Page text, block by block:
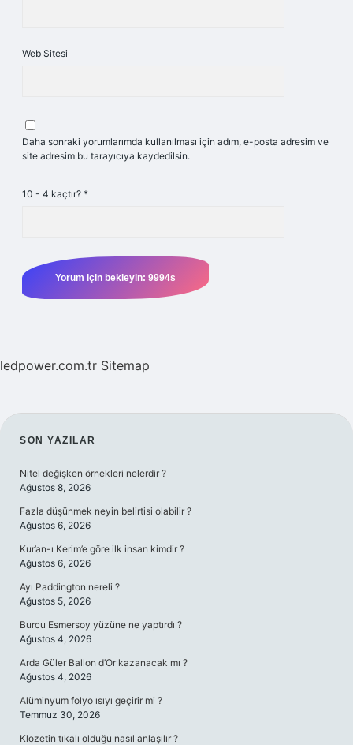
Web Sitesi
Daha sonraki yorumlarımda kullanılması için adım, e-posta adresim ve
site adresim bu tarayıcıya kaydedilsin.
10 - 4 kaçtır? *
ledpower.com.tr Sitemap
SIDEBAR
SON YAZILAR
Nitel değişken örnekleri nelerdir ?
Ağustos 8, 2026
Fazla düşünmek neyin belirtisi olabilir ?
Ağustos 6, 2026
Kur’an-ı Kerim’e göre ilk insan kimdir ?
Ağustos 6, 2026
Ayı Paddington nereli ?
Ağustos 5, 2026
Burcu Esmersoy yüzüne ne yaptırdı ?
Ağustos 4, 2026
Arda Güler Ballon d’Or kazanacak mı ?
Ağustos 4, 2026
Alüminyum folyo ısıyı geçirir mi ?
Temmuz 30, 2026
Klozetin tıkalı olduğu nasıl anlaşılır ?